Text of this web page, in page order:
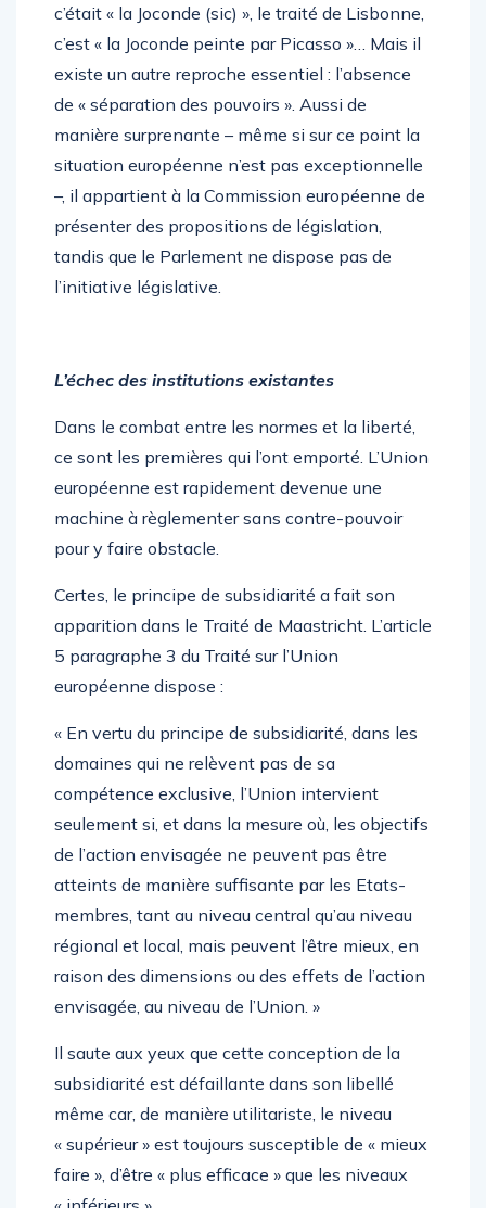
c’était « la Joconde (sic) », le traité de Lisbonne,
c’est « la Joconde peinte par Picasso »… Mais il
existe un autre reproche essentiel : l’absence
de « séparation des pouvoirs ». Aussi de
manière surprenante – même si sur ce point la
situation européenne n’est pas exceptionnelle
–, il appartient à la Commission européenne de
présenter des propositions de législation,
tandis que le Parlement ne dispose pas de
l’initiative législative.
L’échec des institutions existantes
Dans le combat entre les normes et la liberté,
ce sont les premières qui l’ont emporté. L’Union
européenne est rapidement devenue une
machine à règlementer sans contre-pouvoir
pour y faire obstacle.
Certes, le principe de subsidiarité a fait son
apparition dans le Traité de Maastricht. L’article
5 paragraphe 3 du Traité sur l’Union
européenne dispose :
« En vertu du principe de subsidiarité, dans les
domaines qui ne relèvent pas de sa
compétence exclusive, l’Union intervient
seulement si, et dans la mesure où, les objectifs
de l’action envisagée ne peuvent pas être
atteints de manière suffisante par les Etats-
membres, tant au niveau central qu’au niveau
régional et local, mais peuvent l’être mieux, en
raison des dimensions ou des effets de l’action
envisagée, au niveau de l’Union. »
Il saute aux yeux que cette conception de la
subsidiarité est défaillante dans son libellé
même car, de manière utilitariste, le niveau
« supérieur » est toujours susceptible de « mieux
faire », d’être « plus efficace » que les niveaux